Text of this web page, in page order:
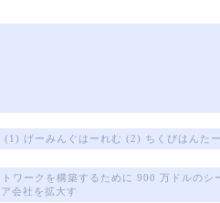
げーみんぐはーれむ (2) ちくびはんた
ワークを構築するために 900 万ドルのシ
会社を拡大す